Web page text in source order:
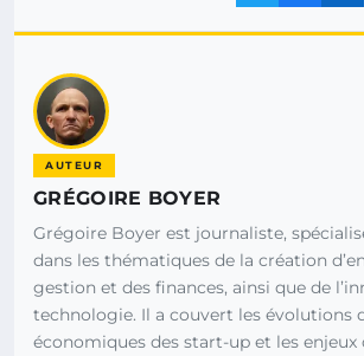
AUTEUR
GRÉGOIRE BOYER
Grégoire Boyer est journaliste,
dans les thématiques de la création
gestion et des finances, ainsi que de
technologie. Il a couvert les évolutions
économiques des start-up et les